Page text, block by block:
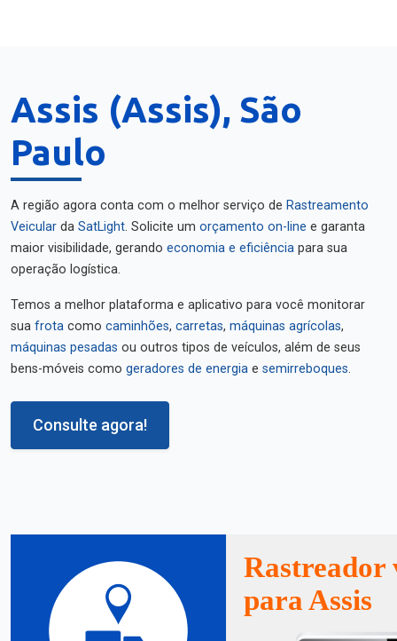
Assis (Assis), São
Paulo
A região agora conta com o melhor serviço de Rastreamento
Veicular da SatLight. Solicite um orçamento on-line e garanta
maior visibilidade, gerando economia e eficiência para sua
operação logística.
Temos a melhor plataforma e aplicativo para você monitorar
sua frota como caminhões, carretas, máquinas agrícolas,
máquinas pesadas ou outros tipos de veículos, além de seus
bens-móveis como geradores de energia e semirreboques.
Consulte agora!
Rastreador
para Assis